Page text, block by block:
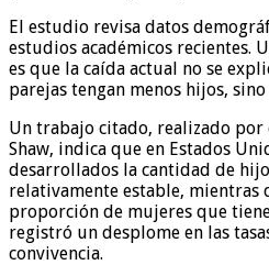
El estudio revisa datos
estudios académicos recientes.
es que la caída actual no se
parejas tengan menos hijos,
Un trabajo citado, realizado por
Shaw, indica que en Estados
desarrollados la cantidad de
relativamente estable, mientras
proporción de mujeres que
registró un desplome en las
convivencia.